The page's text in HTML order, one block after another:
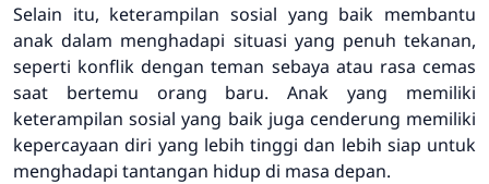
Selain itu, keterampilan sosial yang baik membantu
anak dalam menghadapi situasi yang penuh tekanan,
seperti konflik dengan teman sebaya atau rasa cemas
saat bertemu orang baru. Anak yang memiliki
keterampilan sosial yang baik juga cenderung memiliki
kepercayaan diri yang lebih tinggi dan lebih siap untuk
menghadapi tantangan hidup di masa depan.